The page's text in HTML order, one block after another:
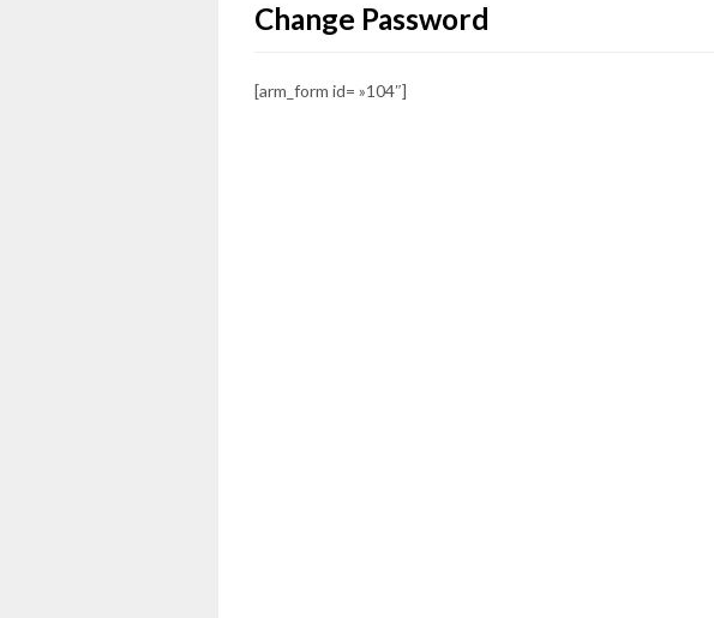
Change Password
[arm_form id= »104″]